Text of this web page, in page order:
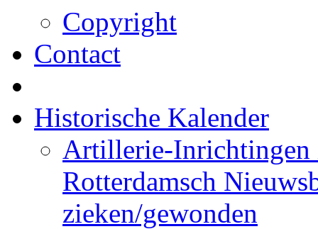
Copyright
Contact
Historische Kalender
Artillerie-Inrichtingen
Rotterdamsch
zieken/gewonden